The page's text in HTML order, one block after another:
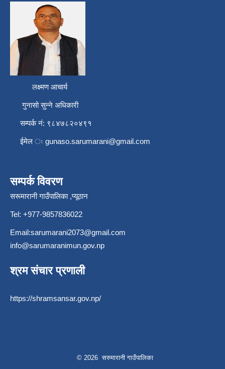
लक्ष्मण आचार्य
गुनासो सुन्ने अधिकारी
सम्पर्क नं: ९८४७८२०४९१
ईमेल ः gunaso.sarumarani@gmail.com
सम्पर्क विवरण
सरूमारानी गाउँपालिका ,प्यूठान
Tel: +977-9857836022
Email:sarumarani2073@gmail.com
info@sarumaranimun.gov.np
श्रम संचार प्रणाली
https://shramsansar.gov.np/
© 2026 सरुमारानी गाउँपालिका